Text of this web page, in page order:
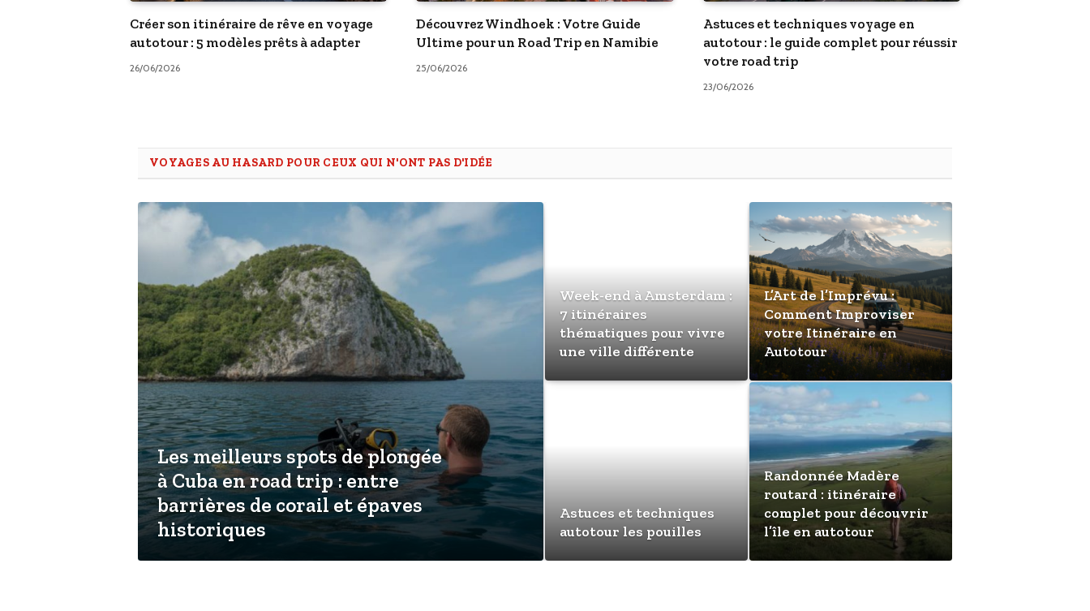
Créer son itinéraire de rêve en voyage
autotour : 5 modèles prêts à adapter
26/06/2026
Découvrez Windhoek : Votre Guide
Ultime pour un Road Trip en Namibie
25/06/2026
Astuces et techniques voyage en
autotour : le guide complet pour réussir
votre road trip
23/06/2026
VOYAGES AU HASARD POUR CEUX QUI N'ONT PAS D'IDÉE
Les meilleurs spots de plongée
à Cuba en road trip : entre
barrières de corail et épaves
historiques
Week-end à Amsterdam :
7 itinéraires
thématiques pour vivre
une ville différente
Astuces et techniques
autotour les pouilles
L’Art de l’Imprévu :
Comment Improviser
votre Itinéraire en
Autotour
Randonnée Madère
routard : itinéraire
complet pour découvrir
l’île en autotour